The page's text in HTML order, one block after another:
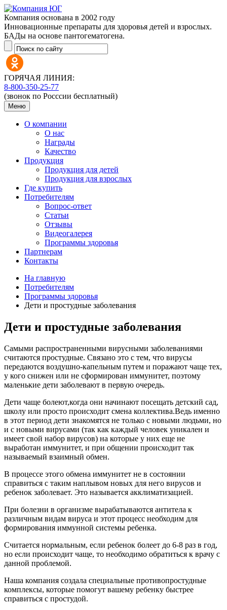
Компания основана в 2002 году
Инновационные препараты для здоровья детей и взрослых.
БАДы на основе пантогематогена.
ГОРЯЧАЯ ЛИНИЯ:
8-800-350-25-77
(звонок по Росссии бесплатный)
Меню
О компании
О нас
Награды
Качество
Продукция
Продукция для детей
Продукция для взрослых
Где купить
Потребителям
Вопрос-ответ
Статьи
Отзывы
Видеогалерея
Программы здоровья
Партнерам
Контакты
На главную
Потребителям
Программы здоровья
Дети и простудные заболевания
Дети и простудные заболевания
Самыми распространенными вирусными заболеваниями
считаются простудные. Связано это с тем, что вирусы
передаются воздушно-капельным путем и поражают чаще тех,
у кого снижен или не сформирован иммунитет, поэтому
маленькие дети заболевают в первую очередь.
Дети чаще болеют,когда они начинают посещать детский сад,
школу или просто происходит смена коллектива.Ведь именно
в этот период дети знакомятся не только с новыми людьми, но
и с новыми вирусами (так как каждый человек уникален и
имеет свой набор вирусов) на которые у них еще не
выработан иммунитет, и при общении происходит так
называемый взаимный обмен.
В процессе этого обмена иммунитет не в состоянии
справиться с таким наплывом новых для него вирусов и
ребенок заболевает. Это называется акклиматизацией.
При болезни в организме вырабатываются антитела к
различным видам вируса и этот процесс необходим для
формирования иммунной системы ребенка.
Считается нормальным, если ребенок болеет до 6-8 раз в год,
но если происходит чаще, то необходимо обратиться к врачу с
данной проблемой.
Наша компания создала специальные противопростудные
комплексы, которые помогут вашему ребенку быстрее
справиться с простудой.